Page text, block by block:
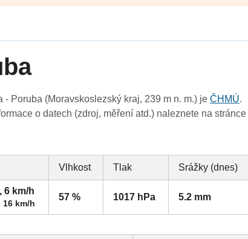
- Poruba (Moravskoslezský kraj, 239 m n. m.) jeČHMÚ.
o datech (zdroj, měření atd.) naleznete na stránce
Vlhkost Tlak Srážky (dnes)
6 km/h
16 km/h
57 % 1017 hPa 5.2 mm